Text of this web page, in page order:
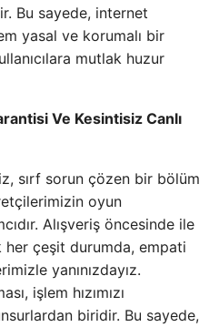
Bu sayede, internet
yasal ve korumalı bir
mutlak huzur
Ve Kesintisiz Canlı
sırf sorun çözen bir bölüm
oyun
Alışveriş öncesinde ile
her çeşit durumda, empati
yanınızdayız.
işlem hızımızı
biridir. Bu sayede,